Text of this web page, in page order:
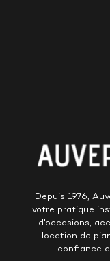
Depuis 1976,
votre pratique
d'occasions,
location de
confiance